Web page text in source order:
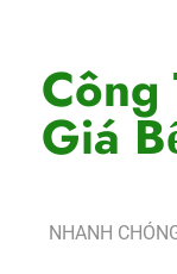
contentCông
Giá
NHANH